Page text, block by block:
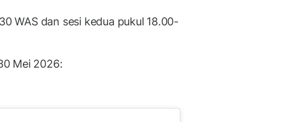
WAS dan sesi kedua pukul 18.00-
Mei 2026: